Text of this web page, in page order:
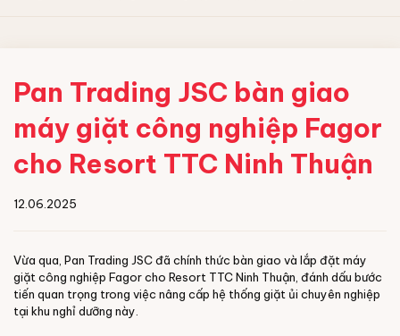
Pan Trading JSC bàn giao
máy giặt công nghiệp Fagor
cho Resort TTC Ninh Thuận
12.06.2025
Vừa qua, Pan Trading JSC đã chính thức bàn giao và lắp đặt máy
giặt công nghiệp Fagor cho Resort TTC Ninh Thuận, đánh dấu bước
tiến quan trọng trong việc nâng cấp hệ thống giặt ủi chuyên nghiệp
tại khu nghỉ dưỡng này.